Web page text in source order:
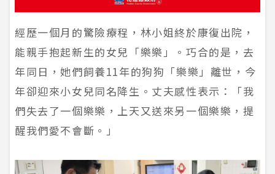
經歷一個月的驚險療程，林小姐終於康復出院，
能親手抱起新生的女兒「樂樂」。巧合的是，去
年同日，她們飼養11年的狗狗「樂樂」離世，今
年卻迎來小女兒同名降生。丈夫感性表示：「我
們失去了一個樂樂，上天又送來另一個樂樂，提
醒我們愛不會斷。」